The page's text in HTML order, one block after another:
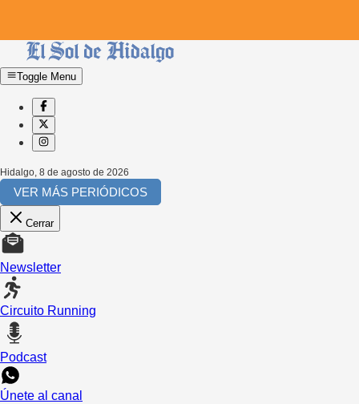
Toggle Menu
Hidalgo, 8 de agosto de 2026
VER MÁS PERIÓDICOS
Cerrar
Newsletter
Circuito Running
Podcast
Únete al canal